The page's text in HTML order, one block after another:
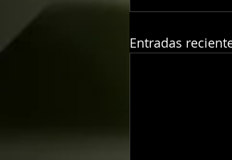
Entradas